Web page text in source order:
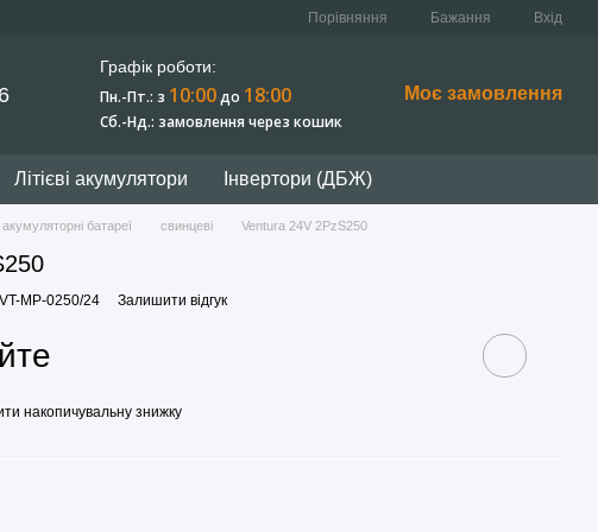
Порівняння Бажання Вхід
Графік роботи:
Пн.-Пт.: з 10:00до 18:00
Сб.-Нд.: замовлення через кошик
Моє замовлення
Літієві акумулятори Інвертори (ДБЖ)
акумуляторні батареї свинцеві Ventura 24V 2PzS250
MP-0250/24 Залишити відгук
накопичувальну знижку